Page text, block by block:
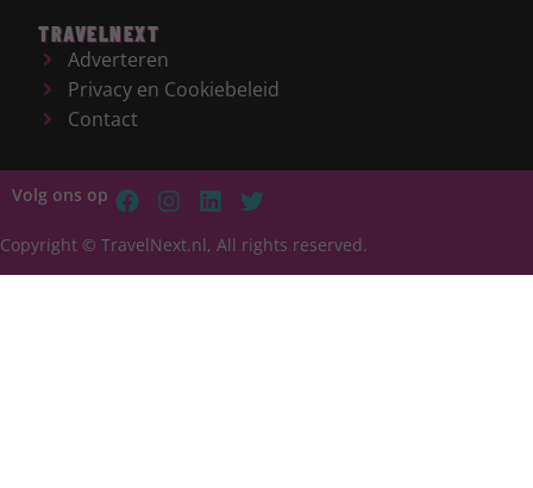
TRAVELNEXT
Adverteren
Privacy en Cookiebeleid
Contact
Volg ons op
Copyright © TravelNext.nl, All rights reserved.